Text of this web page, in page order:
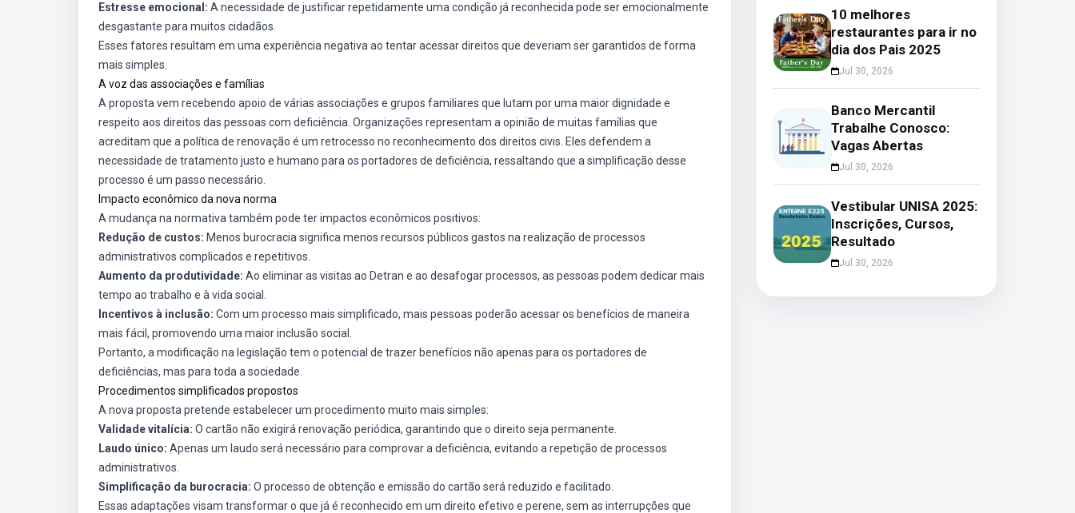
Estresse emocional: A necessidade de justificar repetidamente uma condição já reconhecida pode ser emocionalmente
desgastante para muitos cidadãos.
Esses fatores resultam em uma experiência negativa ao tentar acessar direitos que deveriam ser garantidos de forma
mais simples.
A voz das associações e famílias
A proposta vem recebendo apoio de várias associações e grupos familiares que lutam por uma maior dignidade e
respeito aos direitos das pessoas com deficiência. Organizações representam a opinião de muitas famílias que
acreditam que a política de renovação é um retrocesso no reconhecimento dos direitos civis. Eles defendem a
necessidade de tratamento justo e humano para os portadores de deficiência, ressaltando que a simplificação desse
processo é um passo necessário.
Impacto econômico da nova norma
A mudança na normativa também pode ter impactos econômicos positivos:
Redução de custos: Menos burocracia significa menos recursos públicos gastos na realização de processos
administrativos complicados e repetitivos.
Aumento da produtividade: Ao eliminar as visitas ao Detran e ao desafogar processos, as pessoas podem dedicar mais
tempo ao trabalho e à vida social.
Incentivos à inclusão: Com um processo mais simplificado, mais pessoas poderão acessar os benefícios de maneira
mais fácil, promovendo uma maior inclusão social.
Portanto, a modificação na legislação tem o potencial de trazer benefícios não apenas para os portadores de
deficiências, mas para toda a sociedade.
Procedimentos simplificados propostos
A nova proposta pretende estabelecer um procedimento muito mais simples:
Validade vitalícia: O cartão não exigirá renovação periódica, garantindo que o direito seja permanente.
Laudo único: Apenas um laudo será necessário para comprovar a deficiência, evitando a repetição de processos
administrativos.
Simplificação da burocracia: O processo de obtenção e emissão do cartão será reduzido e facilitado.
Essas adaptações visam transformar o que já é reconhecido em um direito efetivo e perene, sem as interrupções que
10 melhores
restaurantes para ir no
dia dos Pais 2025
Jul 30, 2026
Banco Mercantil
Trabalhe Conosco:
Vagas Abertas
Jul 30, 2026
Vestibular UNISA 2025:
Inscrições, Cursos,
Resultado
Jul 30, 2026